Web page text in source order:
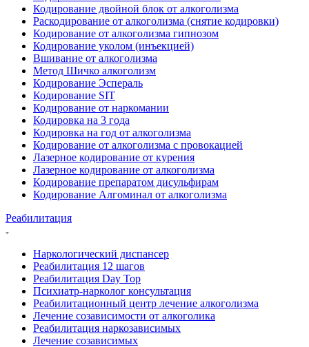
Кодирование двойной блок от алкоголизма
Раскодирование от алкоголизма (снятие кодировки)
Кодирование от алкоголизма гипнозом
Кодирование уколом (инъекцией)
Вшивание от алкоголизма
Метод Шичко алкоголизм
Кодирование Эспераль
Кодирование SIT
Кодирование от наркомании
Кодировка на 3 года
Кодировка на год от алкоголизма
Кодирование от алкоголизма с провокацией
Лазерное кодирование от курения
Лазерное кодирование от алкоголизма
Кодирование препаратом дисульфирам
Кодирование Алгоминал от алкоголизма
Реабилитация
Наркологический диспансер
Реабилитация 12 шагов
Реабилитация Day Top
Психиатр-нарколог консультация
Реабилитационный центр лечение алкоголизма
Лечение созависимости от алкоголика
Реабилитация наркозависимых
Лечение созависимых